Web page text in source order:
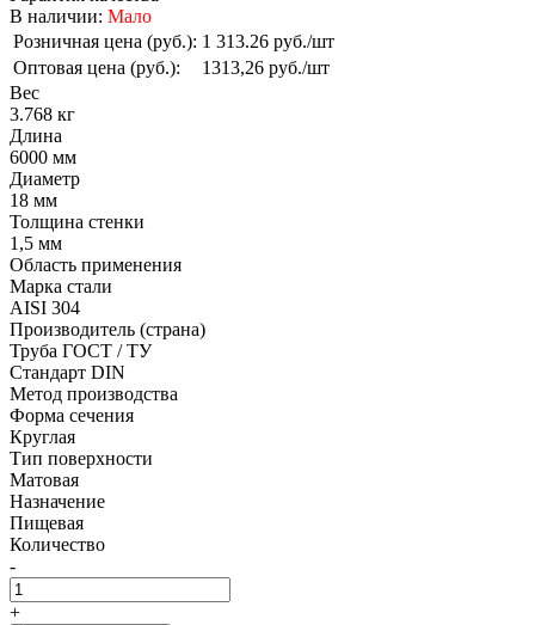
В наличии: Мало
Розничная цена (руб.): 1 313.26 руб./шт
Оптовая цена (руб.):
1313,26 руб./шт
Вес
3.768 кг
Длина
6000 мм
Диаметр
18 мм
Толщина стенки
1,5 мм
Область применения
Марка стали
AISI 304
Производитель (страна)
Труба ГОСТ / ТУ
Стандарт DIN
Метод производства
Форма сечения
Круглая
Тип поверхности
Матовая
Назначение
Пищевая
Количество
-
+